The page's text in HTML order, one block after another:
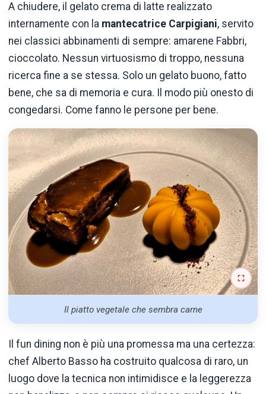
A chiudere, il gelato crema di latte realizzato
internamente con la mantecatrice Carpigiani, servito
nei classici abbinamenti di sempre: amarene Fabbri,
cioccolato. Nessun virtuosismo di troppo, nessuna
ricerca fine a se stessa. Solo un gelato buono, fatto
bene, che sa di memoria e cura. Il modo più onesto di
congedarsi. Come fanno le persone per bene.
Il piatto vegetale che sembra carne
Il fun dining non è più una promessa ma una certezza:
chef Alberto Basso ha costruito qualcosa di raro, un
luogo dove la tecnica non intimidisce e la leggerezza